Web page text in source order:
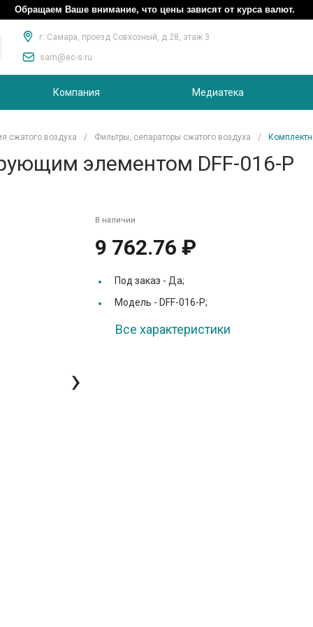
Обращаем Ваше внимание, что цены зависят от курса валют.
г. Самара, проезд Совхозный, д.28, этаж 3
sam@ec-s.ru
Компания Медиатека
сжатого воздуха / Фильтры, сепараторы сжатого воздуха /
элементом DFF-016-P
›
В наличии
9 762.76 ₽
Под заказ -Да;
Модель - DFF-016-P;
Все характеристики